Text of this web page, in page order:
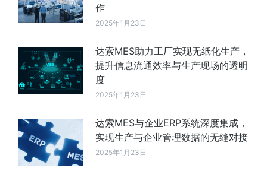
作
2025年1月23日
达索MES助力工厂实现无纸化生产，
提升信息流通效率与生产现场的透明
度
2025年1月23日
达索MES与企业ERP系统深度集成，
实现生产与企业管理数据的无缝对接
2025年1月23日